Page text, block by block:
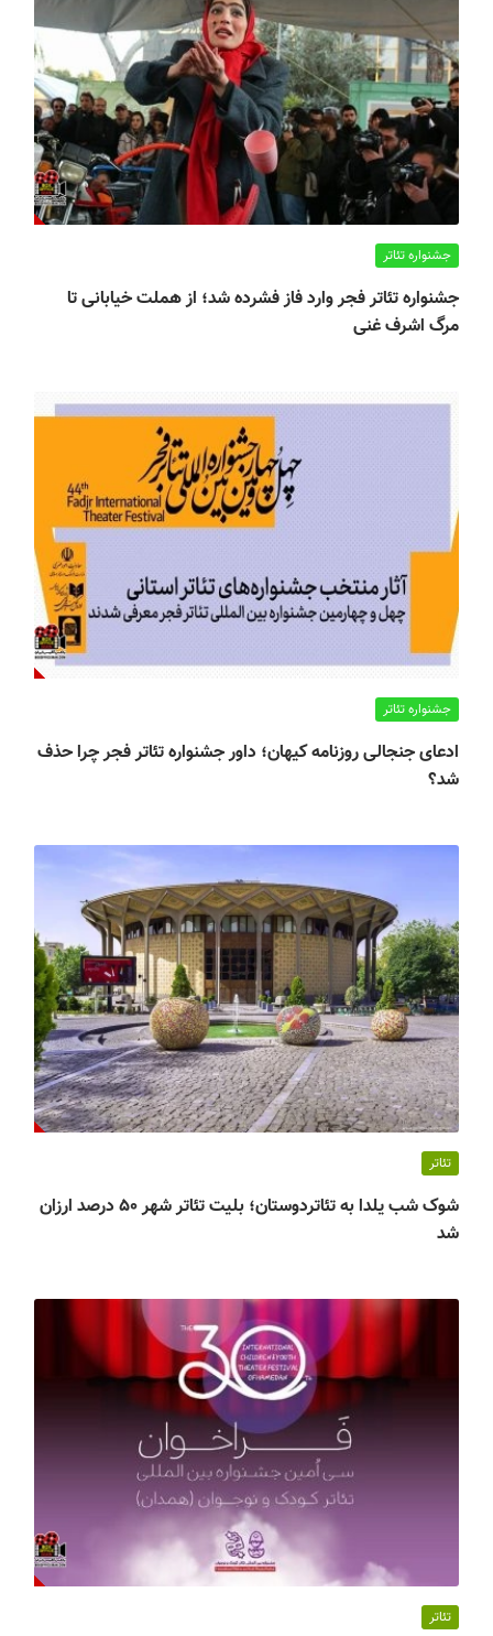
جشنواره تئاتر
جشنواره تئاتر فجر وارد فاز فشرده شد؛ از هملت خیابانی تا
مرگ اشرف غنی
جشنواره تئاتر
ادعای جنجالی روزنامه کیهان؛ داور جشنواره تئاتر فجر چرا حذف
شد؟
تئاتر
شوک شب یلدا به تئاتردوستان؛ بلیت تئاتر شهر ۵۰ درصد ارزان
شد
تئاتر